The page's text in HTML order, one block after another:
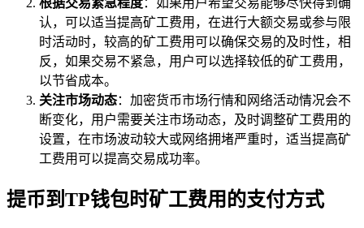
根据交易紧急程度：如果用户希望交易能够尽快得到确
认，可以适当提高矿工费用，在进行大额交易或参与限
时活动时，较高的矿工费用可以确保交易的及时性，相
反，如果交易不紧急，用户可以选择较低的矿工费用，
以节省成本。
关注市场动态：加密货币市场行情和网络活动情况会不
断变化，用户需要关注市场动态，及时调整矿工费用的
设置，在市场波动较大或网络拥堵严重时，适当提高矿
工费用可以提高交易成功率。
提币到TP钱包时矿工费用的支付方式